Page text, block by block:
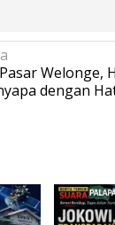
Welonge,
dengan